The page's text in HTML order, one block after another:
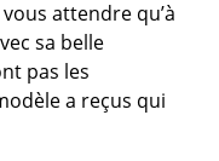
attendre qu’à
sa belle
pas les
a reçus qui